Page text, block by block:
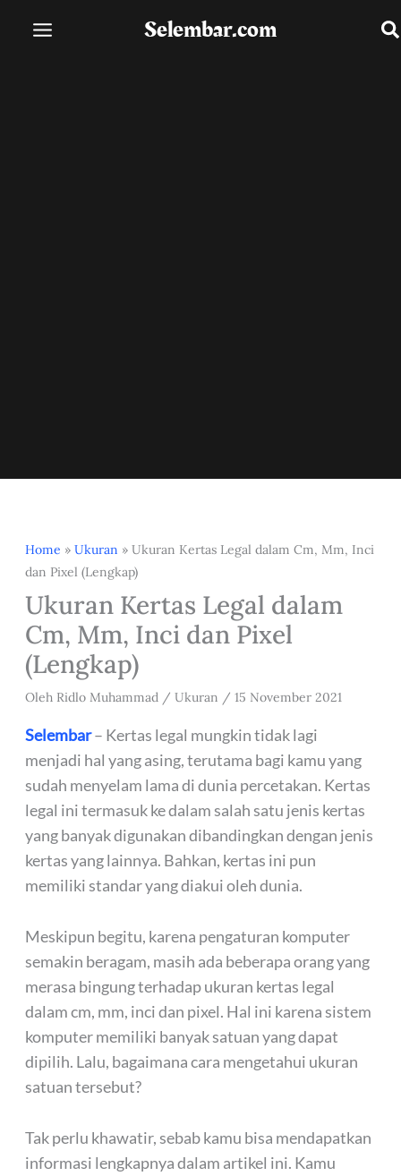
Selembar.com
Home » Ukuran » Ukuran Kertas Legal dalam Cm, Mm, Inci
dan Pixel (Lengkap)
Ukuran Kertas Legal dalam
Cm, Mm, Inci dan Pixel
(Lengkap)
Oleh Ridlo Muhammad / Ukuran / 15 November 2021
Selembar– Kertas legal mungkin tidak lagi
menjadi hal yang asing, terutama bagi kamu yang
sudah menyelam lama di dunia percetakan. Kertas
legal ini termasuk ke dalam salah satu jenis kertas
yang banyak digunakan dibandingkan dengan jenis
kertas yang lainnya. Bahkan, kertas ini pun
memiliki standar yang diakui oleh dunia.
Meskipun begitu, karena pengaturan komputer
semakin beragam, masih ada beberapa orang yang
merasa bingung terhadap ukuran kertas legal
dalam cm, mm, inci dan pixel. Hal ini karena sistem
komputer memiliki banyak satuan yang dapat
dipilih. Lalu, bagaimana cara mengetahui ukuran
satuan tersebut?
Tak perlu khawatir, sebab kamu bisa mendapatkan
informasi lengkapnya dalam artikel ini. Kamu